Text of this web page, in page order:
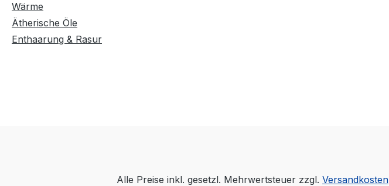
Wärme
Ätherische Öle
Enthaarung & Rasur
Alle Preise inkl. gesetzl. Mehrwertsteuer zzgl. Versandkosten